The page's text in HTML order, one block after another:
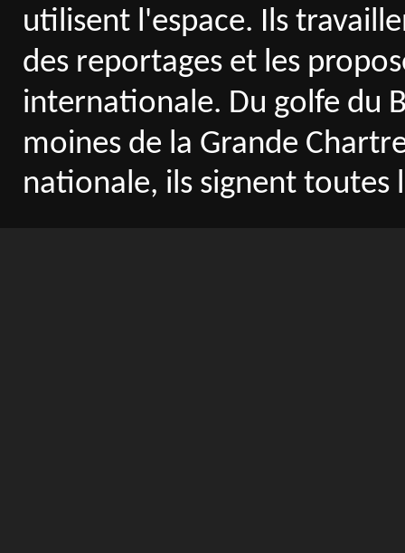
utilisent l'espace. Ils
des reportages et les
internationale. Du golfe du
moines de la Grande
nationale, ils signent toutes